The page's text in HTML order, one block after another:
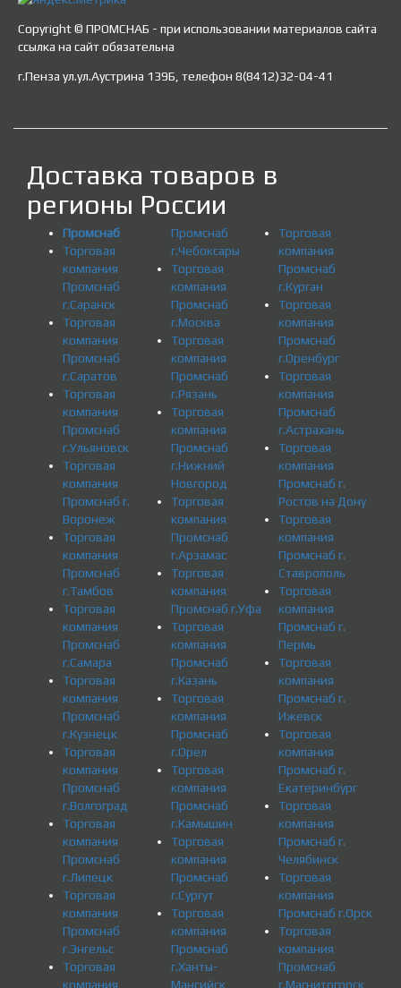
Copyright © ПРОМСНАБ - при использовании материалов сайта
ссылка на сайт обязательна
г.Пенза ул.ул.Аустрина 139Б, телефон 8(8412)32-04-41
Доставка товаров в
регионы России
Промснаб
Торговая
компания
Промснаб
г.Саранск
Торговая
компания
Промснаб
г.Саратов
Торговая
компания
Промснаб
г.Ульяновск
Торговая
компания
Промснаб г.
Воронеж
Торговая
компания
Промснаб
г.Тамбов
Торговая
компания
Промснаб
г.Самара
Торговая
компания
Промснаб
г.Кузнецк
Торговая
компания
Промснаб
г.Волгоград
Торговая
компания
Промснаб
г.Липецк
Торговая
компания
Промснаб
г.Энгельс
Торговая
компания
Промснаб
г.Чебоксары
Торговая
компания
Промснаб
г.Москва
Торговая
компания
Промснаб
г.Рязань
Торговая
компания
Промснаб
г.Нижний
Новгород
Торговая
компания
Промснаб
г.Арзамас
Торговая
компания
Промснаб г.Уфа
Торговая
компания
Промснаб
г.Казань
Торговая
компания
Промснаб
г.Орел
Торговая
компания
Промснаб
г.Камышин
Торговая
компания
Промснаб
г.Сургут
Торговая
компания
Промснаб
г.Ханты-
Мансийск
Торговая
компания
Промснаб
г.Курган
Торговая
компания
Промснаб
г.Оренбург
Торговая
компания
Промснаб
г.Астрахань
Торговая
компания
Промснаб г.
Ростов на Дону
Торговая
компания
Промснаб г.
Ставрополь
Торговая
компания
Промснаб г.
Пермь
Торговая
компания
Промснаб г.
Ижевск
Торговая
компания
Промснаб г.
Екатеринбург
Торговая
компания
Промснаб г.
Челябинск
Торговая
компания
Промснаб г.Орск
Торговая
компания
Промснаб
г.Магнитогорск